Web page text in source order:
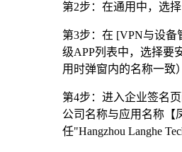
第2步：在通用中，选
第3步：在 [VPN与设备
级APP列表中，选择要
用时弹窗内的名称一致
第4步：进入企业签名
公司名称与应用名称【
任"Hangzhou Langhe